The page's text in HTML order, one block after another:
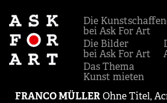
Die
bei Ask For Art
Die Bilder
bei Ask For Art
Das Thema
Kunst mieten
FRANCO MÜLLEROhne Titel,